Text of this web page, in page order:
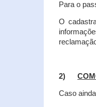
Para o
O
2)
Caso